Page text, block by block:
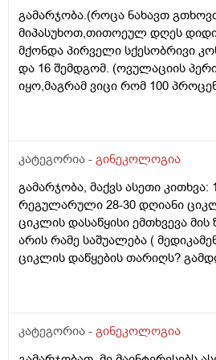
რომ დავუშვათ, ზოგიერთ
რაოდენობა აქვთ მათ
კვერცხუჯრედებისა, დაბადების
კი მცირე? მადლობთ!
გამარჯობა.(როცა ნახავთ
მიპასუხოთ,თითოეულ დღეს დიდი
მქონდა პირველი სქესობრივი
და 16 შემდგომ. (ოვულაციის
იყო,მაგრამ ვიცი რომ 100
ვფოქრობ რადგანაც Implantation
ჩვეულებრივ 3-4 დღე,მაგრამ ადრე
მალევე ვირუსი
შეგრძნებაც მქონდა. მალევე
ტესტი,უარყოფითი იყო. ეგ
რამოდენიმე დღე მქონდა. ახლა
ველოდები,მაგრამ არ
მოქმედებსო,2 კვირის წინ სხვა
გავიკეთე ისევ უარყოფითია.
განმავლობაში ვერ ვახერხებ
კატეგორია - გინეკოლოგია
გამარჯობა, მაქვს ასეთი
რეგულარული 28-30 დღიანი
ციკლის დასაწყისი ემთხვევა
არის რამე საშუალება (
ციკლის დაწყების თარიღს?
კატეგორია - გინეკოლოგია